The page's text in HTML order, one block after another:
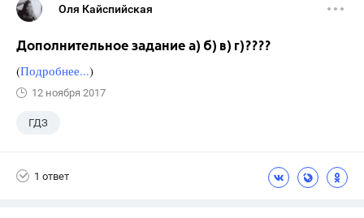
Оля Кайспийская
Дополнительное задание а) б) в) г)????
(Подробнее...)
12 ноября 2017
ГДЗ
1 ответ